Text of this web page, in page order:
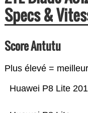
Specs &
Score Antutu
Plus élevé = meilleur
Huawei P8 Lite